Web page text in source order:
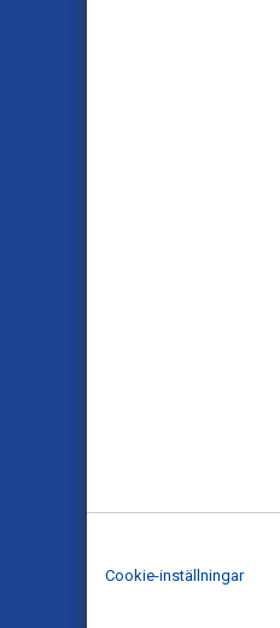
Cookie-inställningar